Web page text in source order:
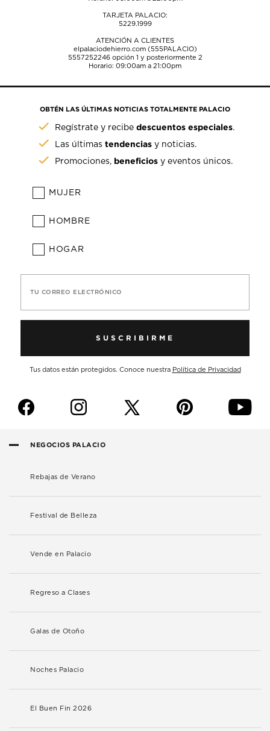
TARJETA PALACIO:
5229.1999
ATENCIÓN A CLIENTES
elpalaciodehierro.com (555PALACIO)
5557252246opción 1 y posteriormente 2
Horario: 09:00am a 21:00pm
OBTÉN LAS ÚLTIMAS NOTICIAS TOTALMENTE PALACIO
Regístrate y recibedescuentos especiales.
Las últimastendencias y noticias.
Promociones, beneficios y eventos únicos.
MUJER
HOMBRE
HOGAR
TU CORREO ELECTRÓNICO
SUSCRIBIRME
Tus datos están protegidos. Conoce nuestra Política de Privacidad
f i p y
NEGOCIOS PALACIO
Rebajas de Verano
Festival de Belleza
Vende en Palacio
Regreso a Clases
Galas de Otoño
Noches Palacio
El Buen Fin 2026